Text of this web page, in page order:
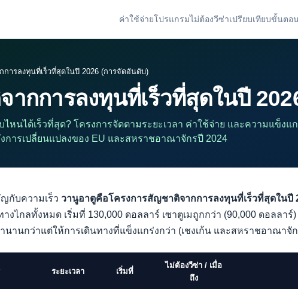
ค่าใช้จ่ายโปรแกรมไม่ต้องวีซ่าเปรียบเทียบขั้นตอ
ารลงทุนที่เร็วที่สุดในปี 2026 (การจัดอันดับ)
ากการลงทุนที่เร็วที่สุดในปี
หนได้เร็วที่สุด? โครงการจัดตามระยะเวลา ค่าใช้จ่าย และความแข็งแ
การเปลี่ยนแปลงของ EU และสหราชอาณาจักรปี 2024
กับความเร็ว วานูอาตูคือโครงการสัญชาติจากการลงทุนที่เร็วที่สุดในปี
างไกลทั้งหมด เริ่มที่ 130,000 ดอลลาร์ เซาตูเมถูกกว่า (90,000 ดอลลา
านานกว่าแต่ให้การเดินทางที่แข็งแกร่งกว่า (เชงเก้น และสหราชอาณา
ระยะเวลา เริ่มที่
ไม่ต้องวีซ่า / เมื่อ
ถึง